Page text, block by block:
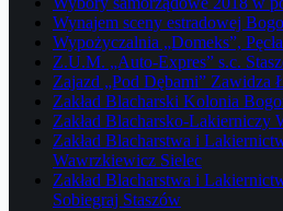
Wynajem sceny estradowej
Wypożyczalnia „Domeks”,
Z.U.M. „Auto-Expres” s.c.
Zajazd „Pod Dębami” Zawidza
Zakład Blacharski Kolonia
Zakład Blacharsko-Lakierniczy
Zakład Blacharstwa i
Wawrzkiewicz Sielec
Zakład Blacharstwa i
Sobiegraj Staszów